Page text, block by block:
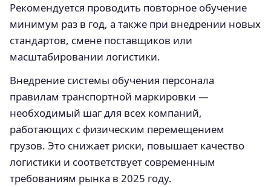
Рекомендуется проводить повторное обучение
минимум раз в год, а также при внедрении новых
стандартов, смене поставщиков или
масштабировании логистики.
Внедрение системы обучения персонала
правилам транспортной маркировки —
необходимый шаг для всех компаний,
работающих с физическим перемещением
грузов. Это снижает риски, повышает качество
логистики и соответствует современным
требованиям рынка в 2025 году.